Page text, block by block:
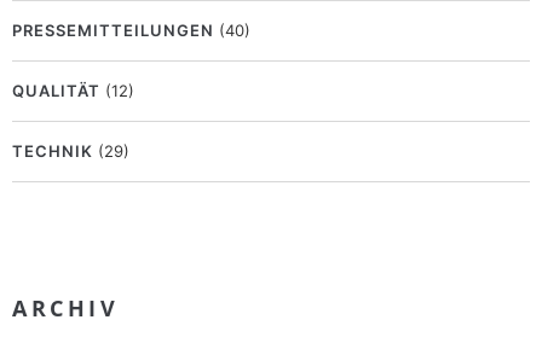
PRESSEMITTEILUNGEN (40)
QUALITÄT (12)
TECHNIK (29)
ARCHIV